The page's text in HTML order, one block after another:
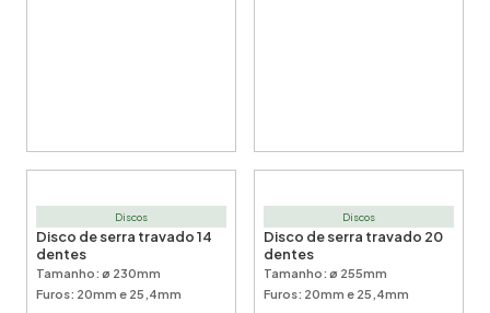
Discos
Disco de serra travado 14
dentes
Tamanho: ø 230mm
Furos: 20mm e 25,4mm
Discos
Disco de serra travado 20
dentes
Tamanho: ø 255mm
Furos: 20mm e 25,4mm